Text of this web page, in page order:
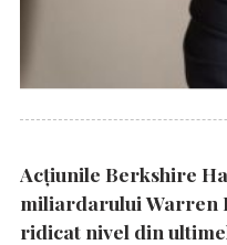
Acțiunile Berkshire
miliardarului Warren
ridicat nivel din